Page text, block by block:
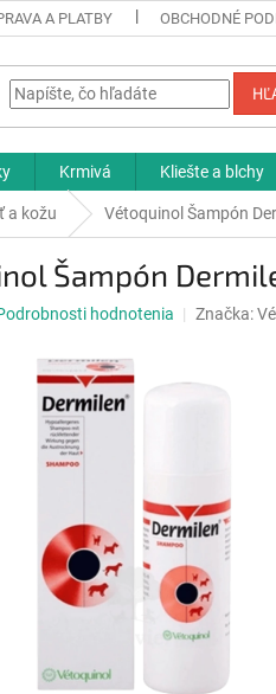
A PLATBY OBCHODNÉ
Krmivá Kliešte a blchy
a kožu Vétoquinol Šampón
Šampón
hodnotenia Značka: